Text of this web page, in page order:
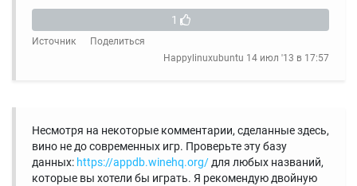
1
Источник
Поделиться
Happylinuxubuntu 14 июл '13 в 17:57
Несмотря на некоторые комментарии, сделанные здесь,
вино не до современных игр. Проверьте эту базу
данных: https://appdb.winehq.org/для любых названий,
которые вы хотели бы играть. Я рекомендую двойную